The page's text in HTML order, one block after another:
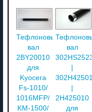
Тефлоновый
вал
2BY20010
для
Kyocera
Fs-1010/
1016MFP/
KM-1500/
вал
2H425010
для